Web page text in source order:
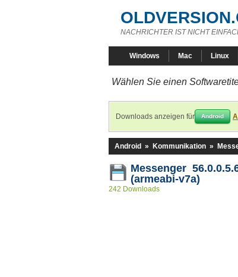
NACHRICHTER IST NICHT
Windows Mac Linux
Wählen Sie einen
Downloads anzeigen für Android
Android » Kommunikation »
Messenger
(armeabi-v7a)
242 Downloads